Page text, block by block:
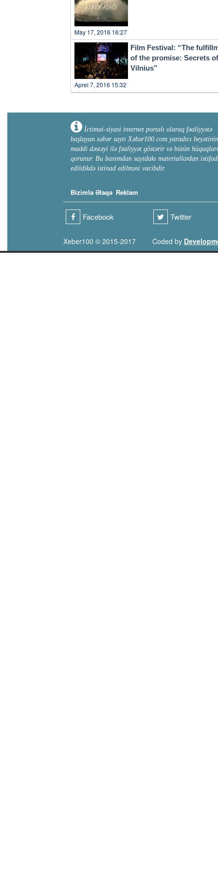
May 17, 2016 16:27
Film Festival: “The
of the promise: Secrets of
Vilnius”
Aprel 7, 2016 15:32
İctimai-siyasi internet portalı olaraq fəaliyyətə
başlayan xəbər saytı Xəbər100.com yaradıcı heyətinin
maddi dəstəyi ilə fəaliyyət göstərir və bütün hüquqları
qorunur. Bu baxımdan saytdakı materiallardan
edildikdə istinad edilməsi vacibdir.
Bizimlə Əlaqə Reklam
Facebook Twitter
Xeber100 © 2015-2017 Coded by